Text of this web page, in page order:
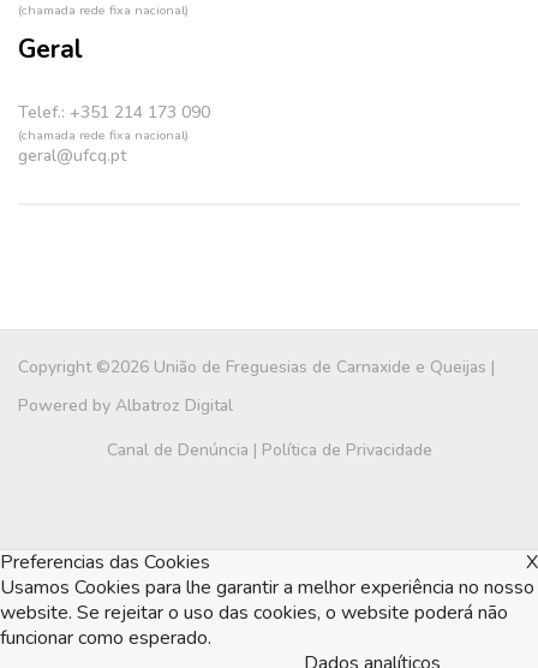
(chamada rede fixa nacional)
Geral
Telef.: +351 214 173 090
(chamada rede fixa nacional)
geral@ufcq.pt
Copyright ©2026 União de Freguesias de Carnaxide e Queijas |
Powered by Albatroz Digital
Canal de Denúncia | Política de Privacidade
X
Preferencias das Cookies
Usamos Cookies para lhe garantir a melhor experiência no nosso
website. Se rejeitar o uso das cookies, o website poderá não
funcionar como esperado.